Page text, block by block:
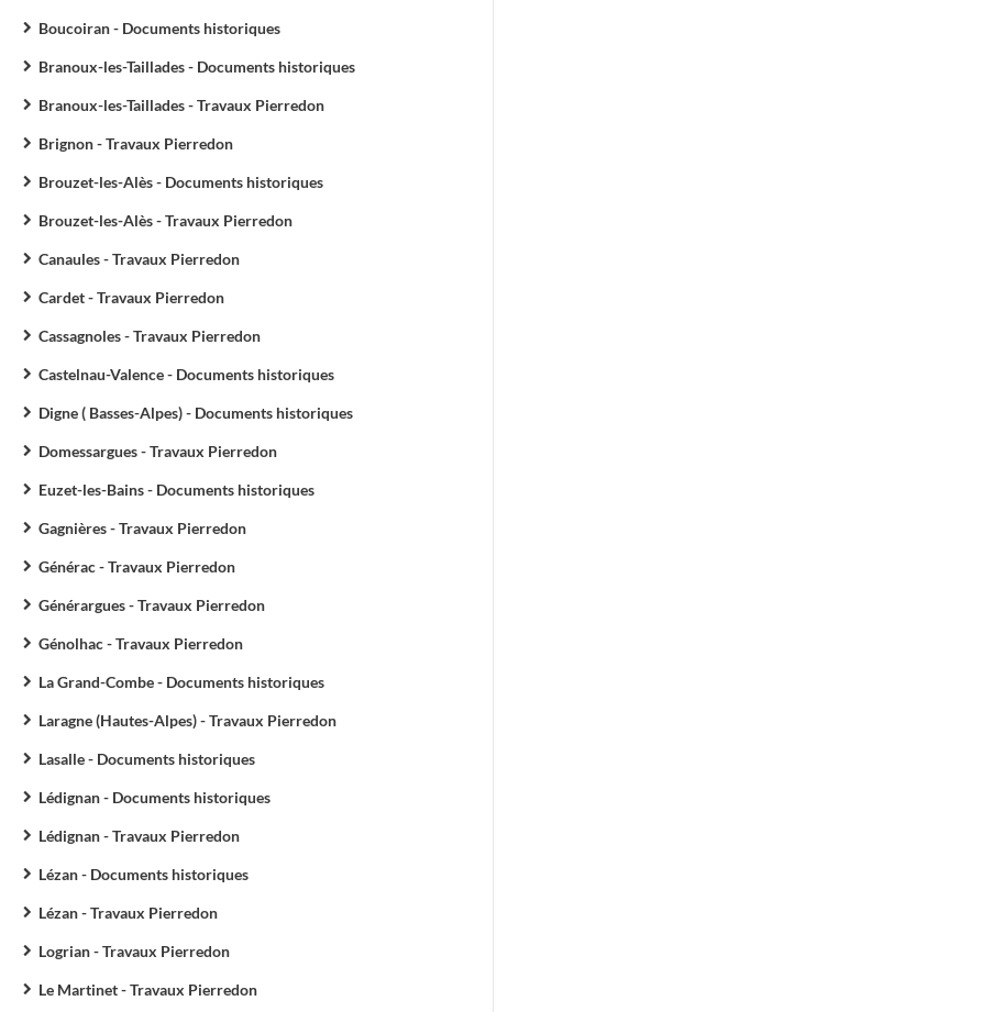
Boucoiran - Documents historiques
Branoux-les-Taillades - Documents historiques
Branoux-les-Taillades - Travaux Pierredon
Brignon - Travaux Pierredon
Brouzet-les-Alès - Documents historiques
Brouzet-les-Alès - Travaux Pierredon
Canaules - Travaux Pierredon
Cardet - Travaux Pierredon
Cassagnoles - Travaux Pierredon
Castelnau-Valence - Documents historiques
Digne ( Basses-Alpes) - Documents historiques
Domessargues - Travaux Pierredon
Euzet-les-Bains - Documents historiques
Gagnières - Travaux Pierredon
Générac - Travaux Pierredon
Générargues - Travaux Pierredon
Génolhac - Travaux Pierredon
La Grand-Combe - Documents historiques
Laragne (Hautes-Alpes) - Travaux Pierredon
Lasalle - Documents historiques
Lédignan - Documents historiques
Lédignan - Travaux Pierredon
Lézan - Documents historiques
Lézan - Travaux Pierredon
Logrian - Travaux Pierredon
Le Martinet - Travaux Pierredon